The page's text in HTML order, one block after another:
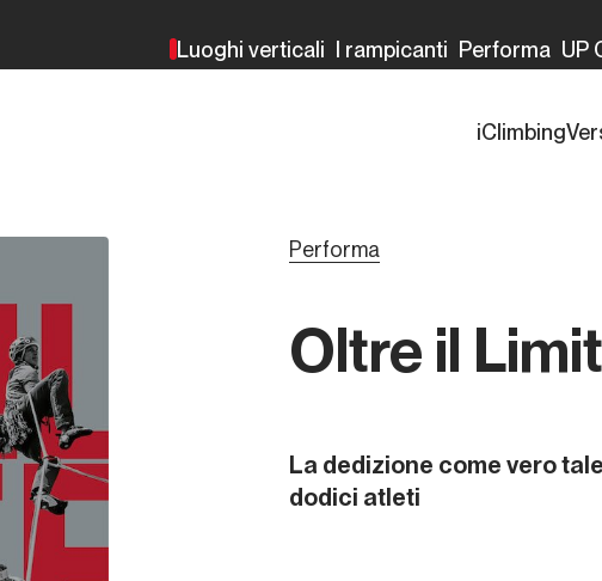
Luoghi verticali I rampicanti Performa UP
iClimbing
Performa
Oltre il
La dedizione come vero
dodici atleti